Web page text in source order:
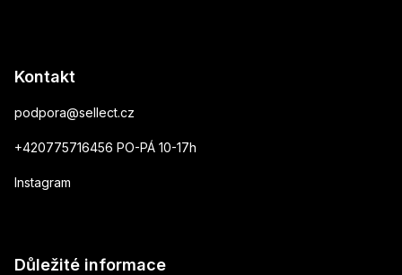
Kontakt
podpora@sellect.cz
+420775716456 PO-PÁ 10-17h
Instagram
Důležité informace